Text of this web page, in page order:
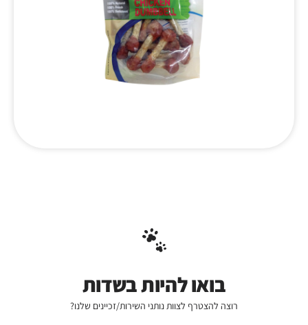
בואו להיות בשדות
רוצה להצטרף לצוות נותני השירות/זכיינים שלנו?